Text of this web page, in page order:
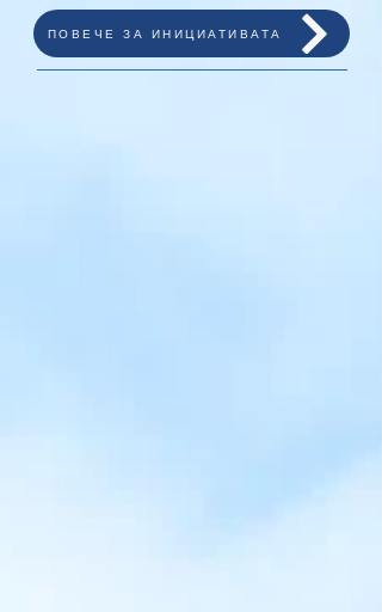
ПОВЕЧЕ ЗА ИНИЦИАТИВАТА